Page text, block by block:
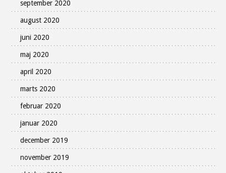
september 2020
august 2020
juni 2020
maj 2020
april 2020
marts 2020
februar 2020
januar 2020
december 2019
november 2019